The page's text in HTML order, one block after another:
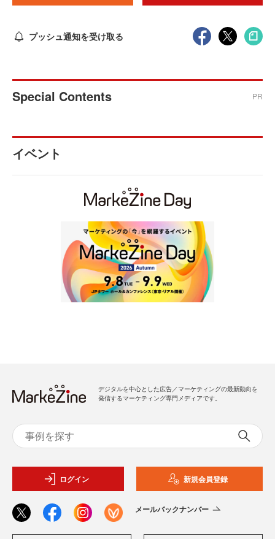
プッシュ通知を受け取る
Special Contents PR
イベント
デジタルを中心とした広告／マーケティングの最新動向を
発信するマーケティング専門メディアです。
ログイン 新規会員登録
メールバックナンバー